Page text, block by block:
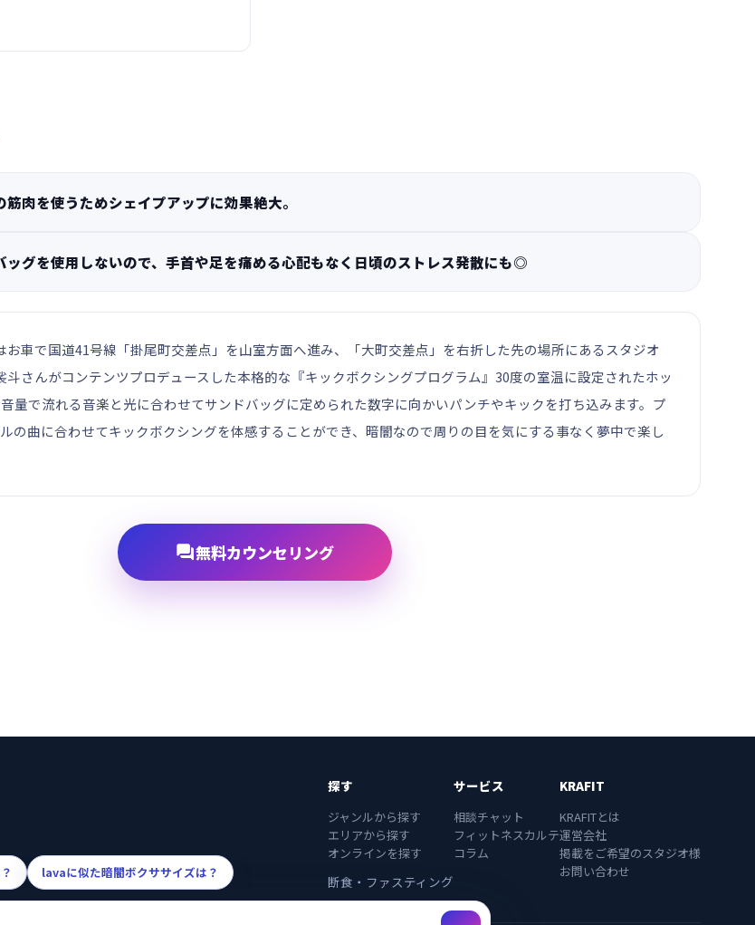
筋肉を使うためシェイプアップに効果絶大。
ッグを使用しないので、手首や足を痛める心配もなく日頃のストレス発散にも◎
お車で国道41号線「掛尾町交差点」を山室方面へ進み、「大町交差点」を右折した先の場所にあるスタジオ
斗さんがコンテンツプロデュースした本格的な『キックボクシングプログラム』30度の室温に設定されたホッ
量で流れる音楽と光に合わせてサンドバッグに定められた数字に向かいパンチやキックを打ち込みます。プ
の曲に合わせてキックボクシングを体感することができ、暗闇なので周りの目を気にする事なく夢中で楽し
無料カウンセリング
探す
ジャンルから探す
エリアから探す
オンラインを探す
断食・ファスティング
サービス
相談チャット
フィットネスカルテ
コラム
KRAFIT
KRAFITとは
運営会社
掲載をご希望のスタジオ様
お問い合わせ
lavaに似た暗闇ボクササイズは？